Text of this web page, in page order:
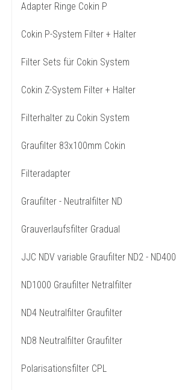
Adapter Ringe Cokin P
Cokin P-System Filter + Halter
Filter Sets für Cokin System
Cokin Z-System Filter + Halter
Filterhalter zu Cokin System
Graufilter 83x100mm Cokin
Filteradapter
Graufilter - Neutralfilter ND
Grauverlaufsfilter Gradual
JJC NDV variable Graufilter ND2 - ND400
ND1000 Graufilter Netralfilter
ND4 Neutralfilter Graufilter
ND8 Neutralfilter Graufilter
Polarisationsfilter CPL